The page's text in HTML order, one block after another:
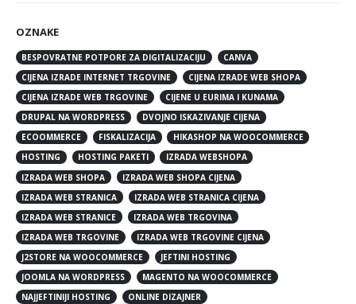
OZNAKE
BESPOVRATNE POTPORE ZA DIGITALIZACIJU
CANVA
CIJENA IZRADE INTERNET TRGOVINE
CIJENA IZRADE WEB SHOPA
CIJENA IZRADE WEB TRGOVINE
CIJENE U EURIMA I KUNAMA
DRUPAL NA WORDPRESS
DVOJNO ISKAZIVANJE CIJENA
ECOOMMERCE
FISKALIZACIJA
HIKASHOP NA WOOCOMMERCE
HOSTING
HOSTING PAKETI
IZRADA WEBSHOPA
IZRADA WEB SHOPA
IZRADA WEB SHOPA CIJENA
IZRADA WEB STRANICA
IZRADA WEB STRANICA CIJENA
IZRADA WEB STRANICE
IZRADA WEB TRGOVINA
IZRADA WEB TRGOVINE
IZRADA WEB TRGOVINE CIJENA
J2STORE NA WOOCOMMERCE
JEFTINI HOSTING
JOOMLA NA WORDPRESS
MAGENTO NA WOOCOMMERCE
NAJJEFTINIJI HOSTING
ONLINE DIZAJNER